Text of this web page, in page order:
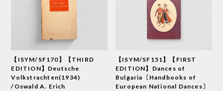
【ISYM/SF170】【THIRD
EDITION】Deutsche
Volkstrachten(1934)
/Oswald A. Erich
【ISYM/SF151】【FIRST
EDITION】Dances of
Bulgaria〔Handbooks of
European National Dances〕